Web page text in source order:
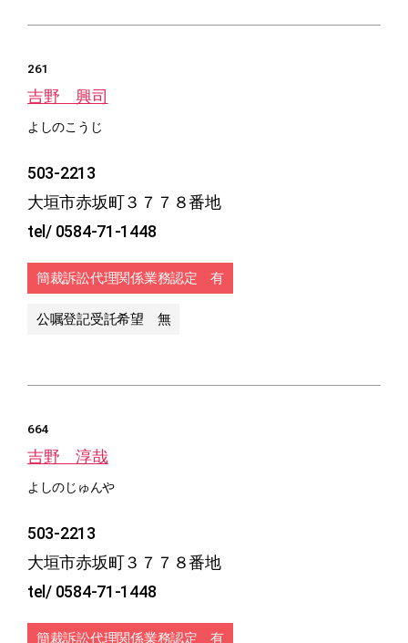
261
吉野 興司
よしのこうじ
503-2213
大垣市赤坂町３７７８番地
tel/ 0584-71-1448
簡裁訴訟代理関係業務認定 有
公嘱登記受託希望 無
664
吉野 淳哉
よしのじゅんや
503-2213
大垣市赤坂町３７７８番地
tel/ 0584-71-1448
簡裁訴訟代理関係業務認定 有